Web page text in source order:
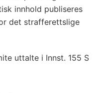
innhold publiseres
det strafferettslige
uttalte i Innst. 155 S